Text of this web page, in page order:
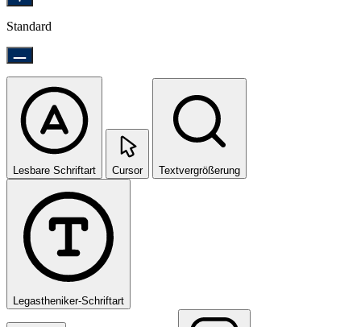
Standard
Lesbare Schriftart Cursor Textvergrößerung
Legastheniker-Schriftart